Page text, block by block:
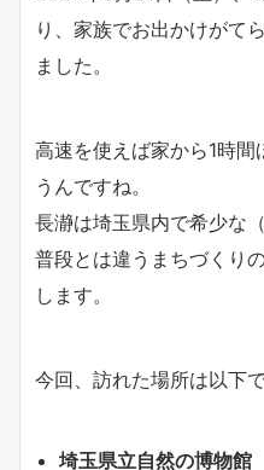
り、家族でお出かけがて
ました。
高速を使えば家から1時間
うんですね。
長瀞は埼玉県内で希少な
普段とは違うまちづくり
します。
今回、訪れた場所は以下で
埼玉県立自然の博物館